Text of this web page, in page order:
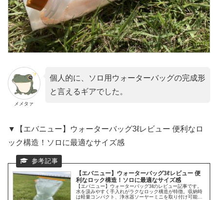
メメタァ
個人的に、ソロ用ウォーターバッグの完成形
と言えるギアでした。
▼【エバニュー】ウォーターバッグ3ℓレビュー 便利なロ
ック構造！ソロに最適なサイズ感
【エバニュー】ウォーターバッグ3ℓレビュー 便
利なロック構造！ソロに最適なサイズ感
【エバニュー】ウォーターバッグ3ℓのレビュー記事です。
水を汲みやすく手入れがラクなロック構造が特徴。収納時
は軽量コンパクト、浄水器ソーヤーミニを取り付け可能な